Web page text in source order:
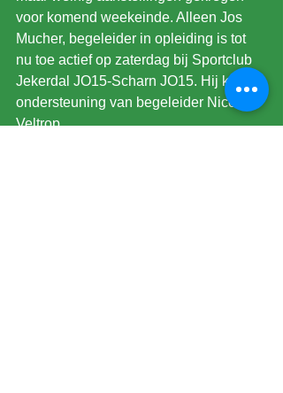
voor komend weekeinde. Alleen Jos
Mucher, begeleider in opleiding is tot
nu toe actief op zaterdag bij Sportclub
Jekerdal JO15-Scharn JO15. Hij krijgt
ondersteuning van begeleider Nico
Veltrop.